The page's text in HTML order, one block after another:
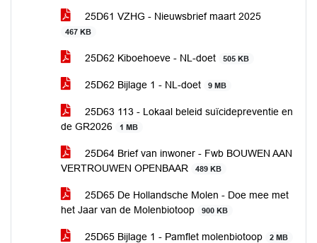
25D61 VZHG - Nieuwsbrief maart 2025
467 KB
25D62 Kiboehoeve - NL-doet 505 KB
25D62 Bijlage 1 - NL-doet 9 MB
25D63 113 - Lokaal beleid suïcidepreventie en
de GR2026
1 MB
25D64 Brief van inwoner - Fwb BOUWEN AAN
VERTROUWEN OPENBAAR
489 KB
25D65 De Hollandsche Molen - Doe mee met
het Jaar van de Molenbiotoop
900 KB
25D65 Bijlage 1 - Pamflet molenbiotoop 2 MB